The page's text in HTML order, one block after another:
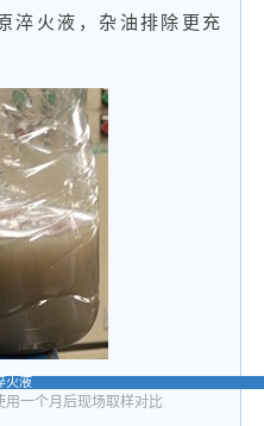
淬火液，杂油排除更充
火液
用一个月后现场取样对比